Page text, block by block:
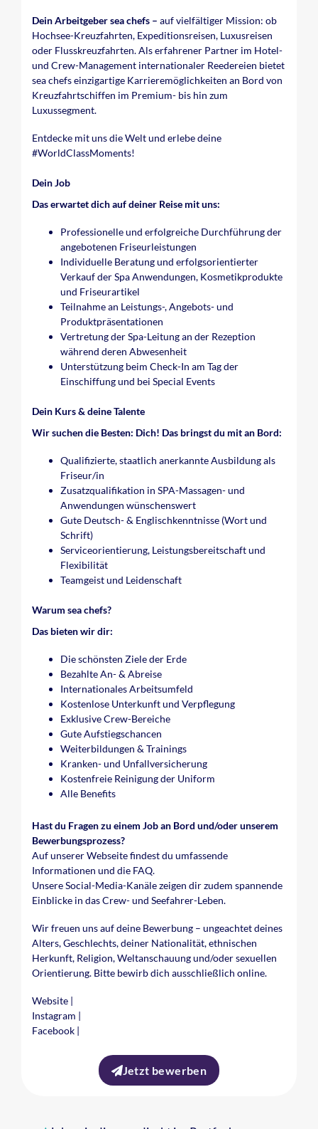
Dein Arbeitgeber sea chefs – auf vielfältiger Mission: ob
Hochsee-Kreuzfahrten, Expeditionsreisen, Luxusreisen
oder Flusskreuzfahrten. Als erfahrener Partner im Hotel-
und Crew-Management internationaler Reedereien bietet
sea chefs einzigartige Karrieremöglichkeiten an Bord von
Kreuzfahrtschiffen im Premium- bis hin zum
Luxussegment.
Entdecke mit uns die Welt und erlebe deine
#WorldClassMoments!
Dein Job
Das erwartet dich auf deiner Reise mit uns:
Professionelle und erfolgreiche Durchführung der
angebotenen Friseurleistungen
Individuelle Beratung und erfolgsorientierter
Verkauf der Spa Anwendungen, Kosmetikprodukte
und Friseurartikel
Teilnahme an Leistungs-, Angebots- und
Produktpräsentationen
Vertretung der Spa-Leitung an der Rezeption
während deren Abwesenheit
Unterstützung beim Check-In am Tag der
Einschiffung und bei Special Events
Dein Kurs & deine Talente
Wir suchen die Besten: Dich! Das bringst du mit an Bord:
Qualifizierte, staatlich anerkannte Ausbildung als
Friseur/in
Zusatzqualifikation in SPA-Massagen- und
Anwendungen wünschenswert
Gute Deutsch- & Englischkenntnisse (Wort und
Schrift)
Serviceorientierung, Leistungsbereitschaft und
Flexibilität
Teamgeist und Leidenschaft
Warum sea chefs?
Das bieten wir dir:
Die schönsten Ziele der Erde
Bezahlte An- & Abreise
Internationales Arbeitsumfeld
Kostenlose Unterkunft und Verpflegung
Exklusive Crew-Bereiche
Gute Aufstiegschancen
Weiterbildungen & Trainings
Kranken- und Unfallversicherung
Kostenfreie Reinigung der Uniform
Alle Benefits
Hast du Fragen zu einem Job an Bord und/oder unserem
Bewerbungsprozess?
Auf unserer Webseite findest du umfassende
Informationen und die FAQ.
Unsere Social-Media-Kanäle zeigen dir zudem spannende
Einblicke in das Crew- und Seefahrer-Leben.
Wir freuen uns auf deine Bewerbung – ungeachtet deines
Alters, Geschlechts, deiner Nationalität, ethnischen
Herkunft, Religion, Weltanschauung und/oder sexuellen
Orientierung. Bitte bewirb dich ausschließlich online.
Website |
Instagram |
Facebook |
Jetzt bewerben